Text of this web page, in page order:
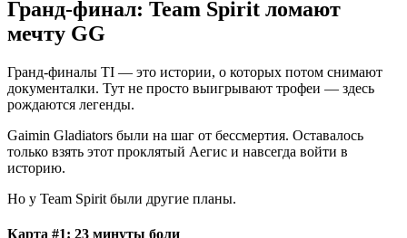
Гранд-финал: Team Spirit ломают
мечту GG
Гранд-финалы TI — это истории, о которых потом снимают
документалки. Тут не просто выигрывают трофеи — здесь
рождаются легенды.
Gaimin Gladiators были на шаг от бессмертия. Оставалось
только взять этот проклятый Аегис и навсегда войти в
историю.
Но у Team Spirit были другие планы.
Карта #1: 23 минуты боли